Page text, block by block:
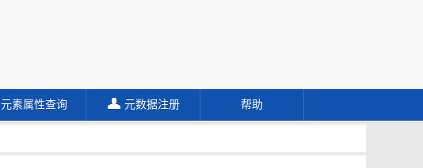
元素属性查询 元数据注册 帮助